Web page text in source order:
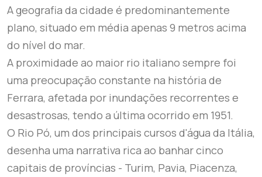
A geografia da cidade é predominantemente
plano, situado em média apenas 9 metros acima
do nível do mar.
A proximidade ao maior rio italiano sempre foi
uma preocupação constante na história de
Ferrara, afetada por inundações recorrentes e
desastrosas, tendo a última ocorrido em 1951.
O Rio Pó, um dos principais cursos d'água da Itália,
desenha uma narrativa rica ao banhar cinco
capitais de províncias - Turim, Pavia, Piacenza,